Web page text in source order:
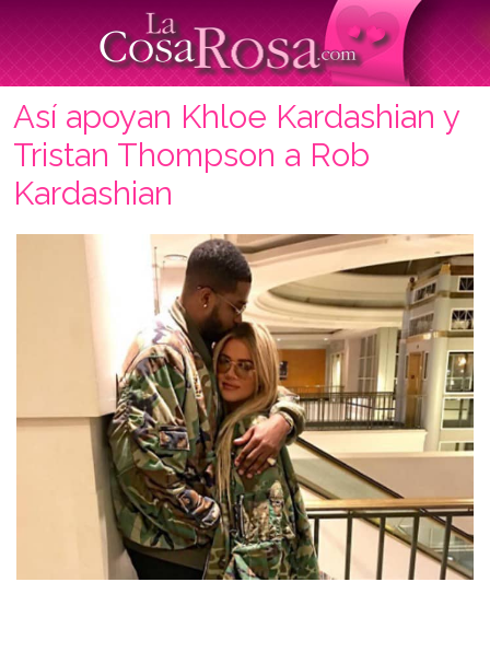
Así apoyan Khloe Kardashian y
Tristan Thompson a Rob
Kardashian